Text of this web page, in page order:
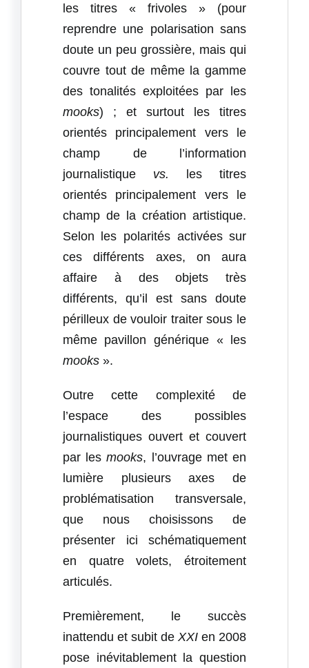
les titres « frivoles » (pour
reprendre une polarisation sans
doute un peu grossière, mais qui
couvre tout de même la gamme
des tonalités exploitées par les
mooks) ; et surtout les titres
orientés principalement vers le
champ de l’information
journalistique vs. les titres
orientés principalement vers le
champ de la création artistique.
Selon les polarités activées sur
ces différents axes, on aura
affaire à des objets très
différents, qu’il est sans doute
périlleux de vouloir traiter sous le
même pavillon générique « les
mooks».
Outre cette complexité de
l’espace des possibles
journalistiques ouvert et couvert
par lesmooks, l’ouvrage met en
lumière plusieurs axes de
problématisation transversale,
que nous choisissons de
présenter ici schématiquement
en quatre volets, étroitement
articulés.
Premièrement, le succès
inattendu et subit deXXI en 2008
pose inévitablement la question